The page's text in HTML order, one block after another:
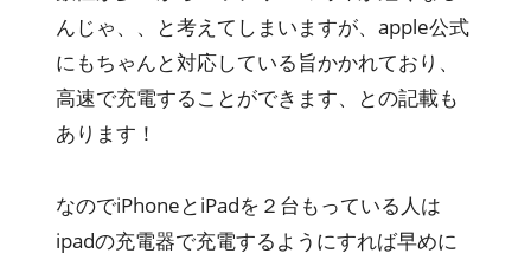
んじゃ、、と考えてしまいますが、apple公式
にもちゃんと対応している旨かかれており、
高速で充電することができます、との記載も
あります！
なのでiPhoneとiPadを２台もっている人は
ipadの充電器で充電するようにすれば早めに